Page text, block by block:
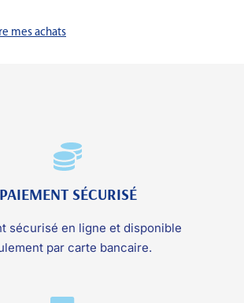
mes achats
PAIEMENT SÉCURISÉ
sécurisé en ligne et disponible
par carte bancaire.